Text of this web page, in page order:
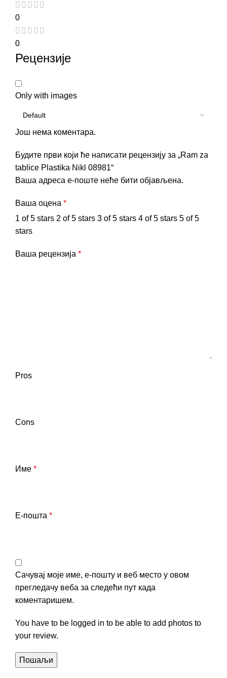
0
0
Рецензије
Only with images
Још нема коментара.
Будите први који ће написати рецензију за „Ram za
tablice Plastika Nikl 08981“
Ваша адреса е-поште неће бити објављена.
Ваша оцена *
1 of 5 stars 2 of 5 stars 3 of 5 stars 4 of 5 stars 5 of 5
stars
Ваша рецензија *
Pros
Cons
Име *
Е-пошта *
Сачувај моје име, е-пошту и веб место у овом
прегледачу веба за следећи пут када
коментаришем.
You have to be logged in to be able to add photos to
your review.